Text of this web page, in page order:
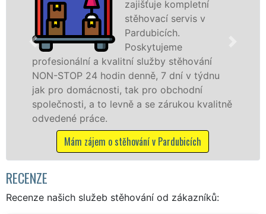
v týdnu
kvalitně
služby zajišťujeme domácnostem i
celém okresu Pardubice se zárukou
franchisové sítě EXTRA STĚHOVÁNÍ.
Nabízíme stěhovací služby NON-
včetně víkendů a svátků bez
Mám zájem o stěhovací služby v
RECENZE
Recenze našich služeb stěhování od zákazníků: